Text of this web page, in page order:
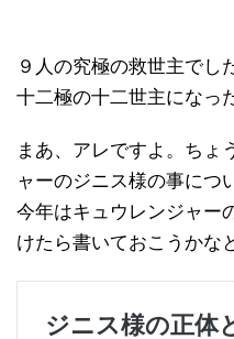
９人の究極の救世主でし
十二極の十二世主になっ
まあ、アレですよ。ちょ
ャーのジニス様の事につ
今年はキュウレンジャー
けたら書いておこうかな